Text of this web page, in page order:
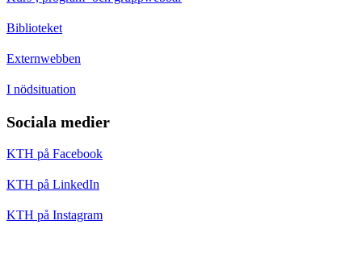
Biblioteket
Externwebben
I nödsituation
Sociala medier
KTH på Facebook
KTH på LinkedIn
KTH på Instagram